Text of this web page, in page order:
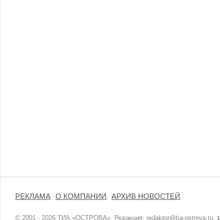
РЕКЛАМА О КОМПАНИИ АРХИВ НОВОСТЕЙ
© 2001 - 2026 ТИА «ОСТРОВА». Редакция: redaktor@tia-ostrova.ru